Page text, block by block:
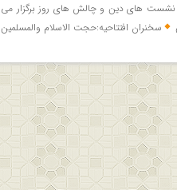
نشست های دین و چالش های روز برگزار می
سخنران افتتاحیه:حجت الاسلام